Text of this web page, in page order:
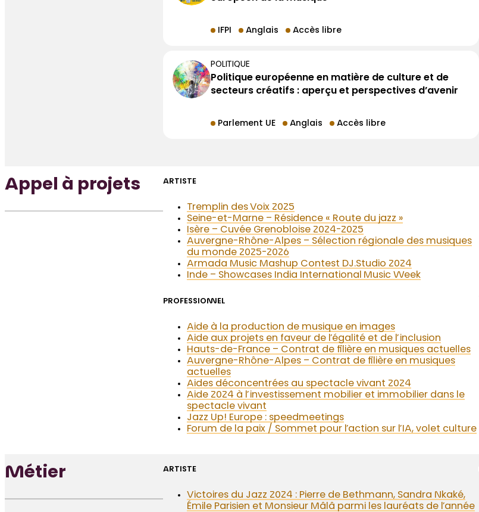
IFPI Anglais Accès libre
POLITIQUE
Politique européenne en matière de culture et de
secteurs créatifs : aperçu et perspectives d’avenir
Parlement UE Anglais Accès libre
Appel à projets ARTISTE
Tremplin des Voix 2025
Seine-et-Marne – Résidence « Route du jazz »
Isère – Cuvée Grenobloise 2024-2025
Auvergne-Rhône-Alpes – Sélection régionale des musiques
du monde 2025-2026
Armada Music Mashup Contest DJ.Studio 2024
Inde – Showcases India International Music Week
PROFESSIONNEL
Aide à la production de musique en images
Aide aux projets en faveur de l’égalité et de l’inclusion
Hauts-de-France – Contrat de filière en musiques actuelles
Auvergne-Rhône-Alpes – Contrat de filière en musiques
actuelles
Aides déconcentrées au spectacle vivant 2024
Aide 2024 à l’investissement mobilier et immobilier dans le
spectacle vivant
Jazz Up! Europe : speedmeetings
Forum de la paix / Sommet pour l’action sur l’IA, volet culture
Métier ARTISTE
Victoires du Jazz 2024 : Pierre de Bethmann, Sandra Nkaké,
Émile Parisien et Monsieur Mâlâ parmi les lauréats de l’année